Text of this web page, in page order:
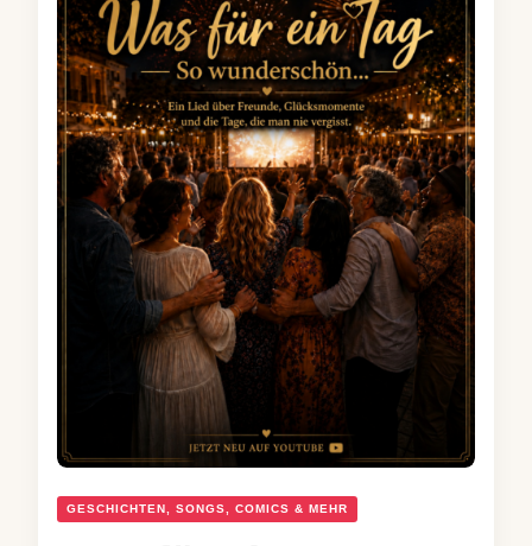
GESCHICHTEN, SONGS, COMICS & MEHR